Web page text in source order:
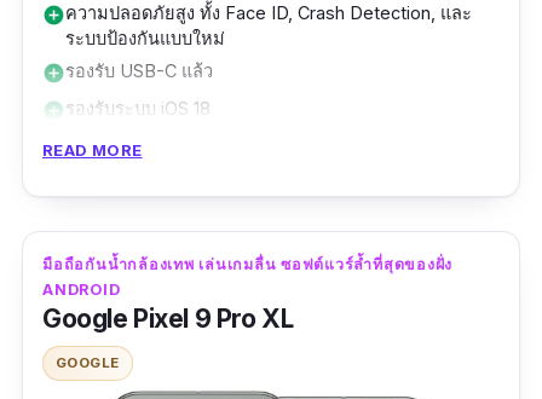
ที่ยึดมือถือกันน้ำบนมอเตอร์ไซค์ ได้โดยไม่รบกวน
หน้าจอหรือสัญญาณ เรียกได้ว่าเป็นมือถือที่พร้อม
สำหรับทุกภารกิจ ไม่ว่าจะเป็นบนบก ในน้ำ หรือ
add_circleความปลอดภัยสูง ทั้ง Face ID, Crash Detection, และ
ระบบป้องกันแบบใหม่
add_circleรองรับ USB-C แล้ว
add_circleรองรับระบบ iOS 18
add_circleกันน้ำ กันฝุ่น ระดับ IP68
remove_circleไม่สามารถปรับแต่งประสิทธิภาพเครื่องได้แบบมือถือ
Android
remove_circleราคาสูงมาก เมื่อเทียบกับมือถือ Android ที่มีสเปคใกล้
เคียงในด้านเกม
remove_circleไม่เหมาะกับคนที่อยาก customize UI แบบอิสระเต็มที่
READ MORE
มือถือกันน้ำกล้องเทพ เล่นเกมลื่น ซอฟต์แวร์ล้ำที่สุดของฝั่ง
ANDROID
Google Pixel 9 Pro XL
GOOGLE